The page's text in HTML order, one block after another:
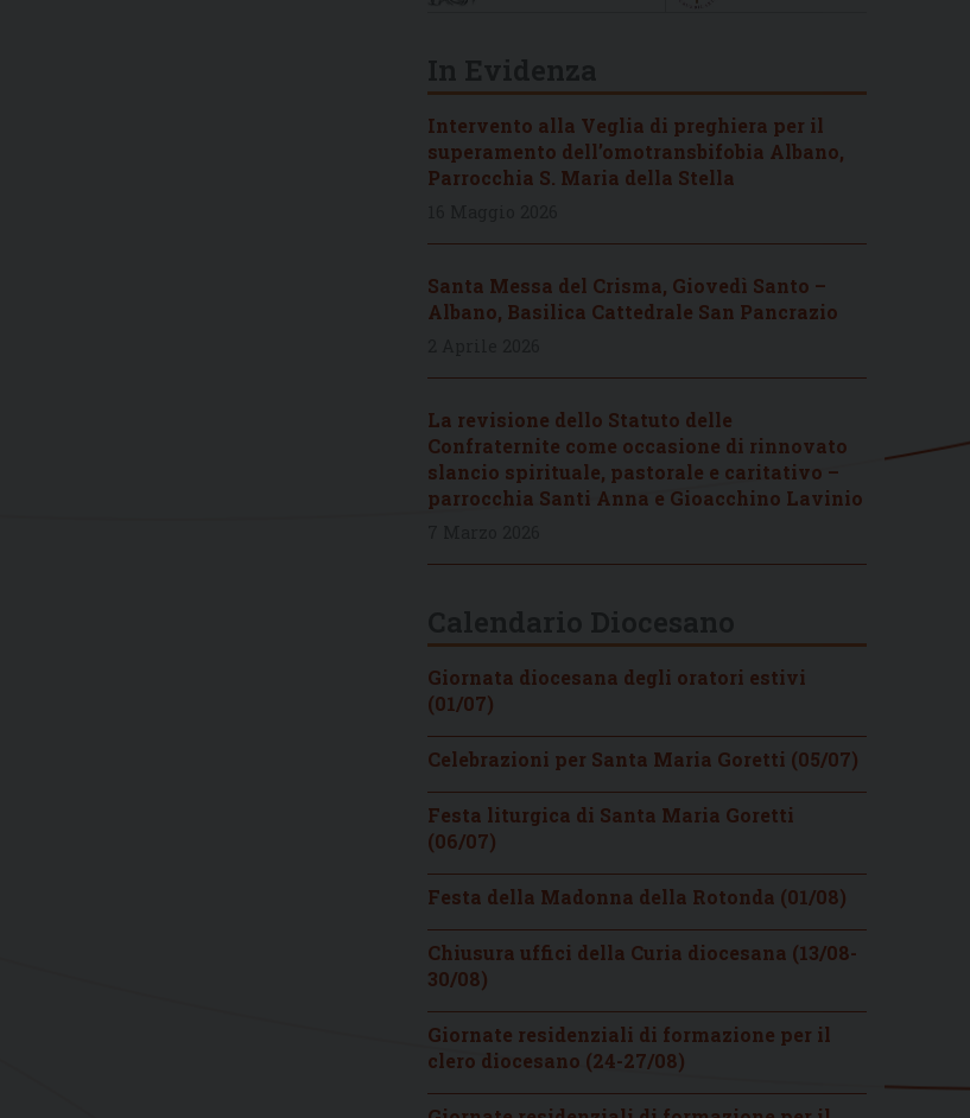
Intervento alla Veglia di preghiera per il
superamento dell’omotransbifobia Albano,
Parrocchia S. Maria della Stella
Santa Messa del Crisma, Giovedì Santo –
Albano, Basilica Cattedrale San Pancrazio
La revisione dello Statuto delle
Confraternite come occasione di rinnovato
slancio spirituale, pastorale e caritativo –
parrocchia Santi Anna e Gioacchino Lavinio
Giornata diocesana degli oratori estivi
(01/07)
Celebrazioni per Santa Maria Goretti (05/07)
Festa liturgica di Santa Maria Goretti
(06/07)
Festa della Madonna della Rotonda (01/08)
Chiusura uffici della Curia diocesana (13/08-
30/08)
Giornate residenziali di formazione per il
clero diocesano (24-27/08)